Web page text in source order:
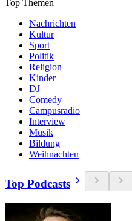
Top Themen
Nachrichten
Kultur
Sport
Politik
Religion
Kinder
DJ
Comedy
Campusradio
Interview
Musik
Bildung
Weihnachten
Top Podcasts